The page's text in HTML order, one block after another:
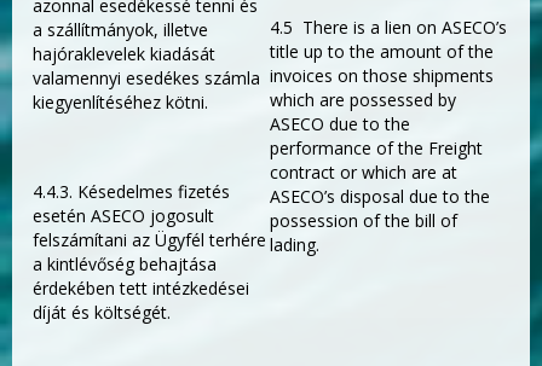
azonnal esedékessé tenni és
a szállítmányok, illetve
hajóraklevelek kiadását
valamennyi esedékes számla
kiegyenlítéséhez kötni.
4.4.3. Késedelmes fizetés
esetén ASECO jogosult
felszámítani az Ügyfél terhére
a kintlévőség behajtása
érdekében tett intézkedései
díját és költségét.
4.5 There is a lien on ASECO’s
title up to the amount of the
invoices on those shipments
which are possessed by
ASECO due to the
performance of the Freight
contract or which are at
ASECO’s disposal due to the
possession of the bill of
lading.